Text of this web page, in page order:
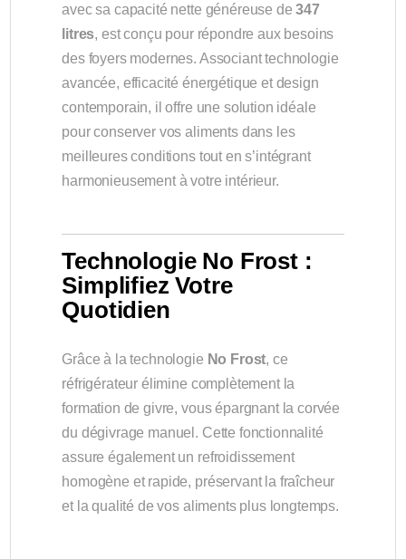
avec sa capacité nette généreuse de347
litres, est conçu pour répondre aux besoins
des foyers modernes. Associant technologie
avancée, efficacité énergétique et design
contemporain, il offre une solution idéale
pour conserver vos aliments dans les
meilleures conditions tout en s’intégrant
harmonieusement à votre intérieur.
Technologie No Frost :
Simplifiez Votre
Quotidien
Grâce à la technologie No Frost, ce
réfrigérateur élimine complètement la
formation de givre, vous épargnant la corvée
du dégivrage manuel. Cette fonctionnalité
assure également un refroidissement
homogène et rapide, préservant la fraîcheur
et la qualité de vos aliments plus longtemps.